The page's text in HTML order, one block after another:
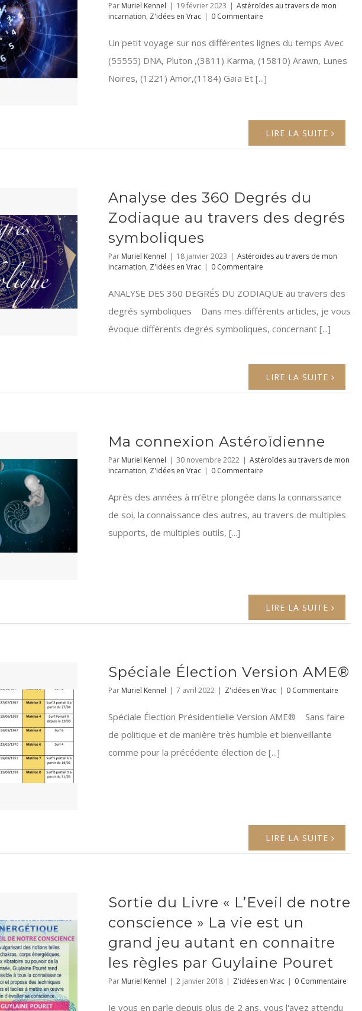
Par Muriel Kennel | 19 février 2023 | Astéroïdes au travers de mon
incarnation, Z'idées en Vrac | 0 Commentaire
Un petit voyage sur nos différentes lignes du temps Avec
(55555) DNA, Pluton ,(3811) Karma, (15810) Arawn, Lunes
Noires, (1221) Amor,(1184) Gaïa Et [...]
LIRE LA SUITE
Analyse des 360 Degrés du
Zodiaque au travers des degrés
symboliques
Par Muriel Kennel | 18 janvier 2023 | Astéroïdes au travers de mon
incarnation, Z'idées en Vrac | 0 Commentaire
ANALYSE DES 360 DEGRÉS DU ZODIAQUE au travers des
degrés symboliques Dans mes différents articles, je vous
évoque différents degrés symboliques, concernant [...]
LIRE LA SUITE
Ma connexion Astéroïdienne
Par Muriel Kennel | 30 novembre 2022 | Astéroïdes au travers de mon
incarnation, Z'idées en Vrac | 0 Commentaire
Après des années à m’être plongée dans la connaissance
de soi, la connaissance des autres, au travers de multiples
supports, de multiples outils, [...]
LIRE LA SUITE
Spéciale Élection Version AME®
Par Muriel Kennel | 7 avril 2022 | Z'idées en Vrac | 0 Commentaire
Spéciale Élection Présidentielle Version AME® Sans faire
de politique et de manière très humble et bienveillante
comme pour la précédente élection de [...]
LIRE LA SUITE
Sortie du Livre « L’Eveil de notre
conscience » La vie est un
grand jeu autant en connaitre
les règles par Guylaine Pouret
Par Muriel Kennel | 2 janvier 2018 | Z'idées en Vrac | 0 Commentaire
Je vous en parle depuis plus de 2 ans, vous l'avez attendu